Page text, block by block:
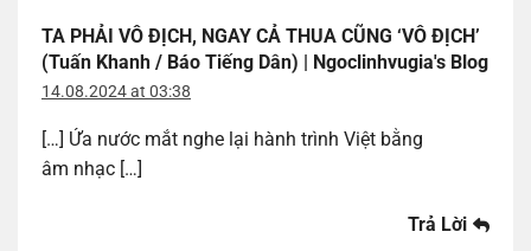
TA PHẢI VÔ ĐỊCH, NGAY CẢ THUA CŨNG ‘VÔ ĐỊCH’
(Tuấn Khanh / Báo Tiếng Dân) | Ngoclinhvugia's Blog
14.08.2024 at 03:38
[…] Ứa nước mắt nghe lại hành trình Việt bằng
âm nhạc […]
Trả Lời